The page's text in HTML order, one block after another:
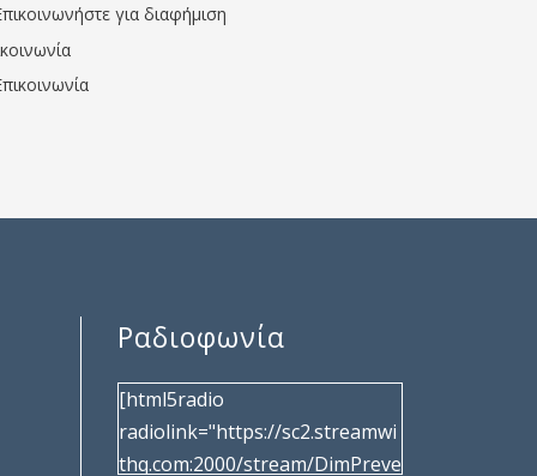
για διαφήμιση
Ραδιοφωνία
[html5radio
radiolink="https://sc2.streamwi
thq.com:2000/stream/DimPreve